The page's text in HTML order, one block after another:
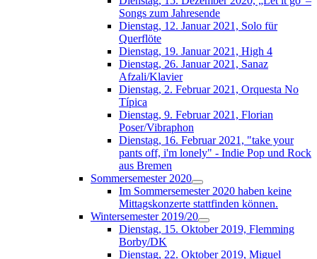
Songs zum Jahresende
Dienstag, 12. Januar 2021, Solo für
Querflöte
Dienstag, 19. Januar 2021, High 4
Dienstag, 26. Januar 2021, Sanaz
Afzali/Klavier
Dienstag, 2. Februar 2021, Orquesta No
Típica
Dienstag, 9. Februar 2021, Florian
Poser/Vibraphon
Dienstag, 16. Februar 2021, "take your
pants off, i'm lonely" - Indie Pop und Rock
aus Bremen
Sommersemester 2020
Im Sommersemester 2020 haben keine
Mittagskonzerte stattfinden können.
Wintersemester 2019/20
Dienstag, 15. Oktober 2019, Flemming
Borby/DK
Dienstag, 22. Oktober 2019, Miguel